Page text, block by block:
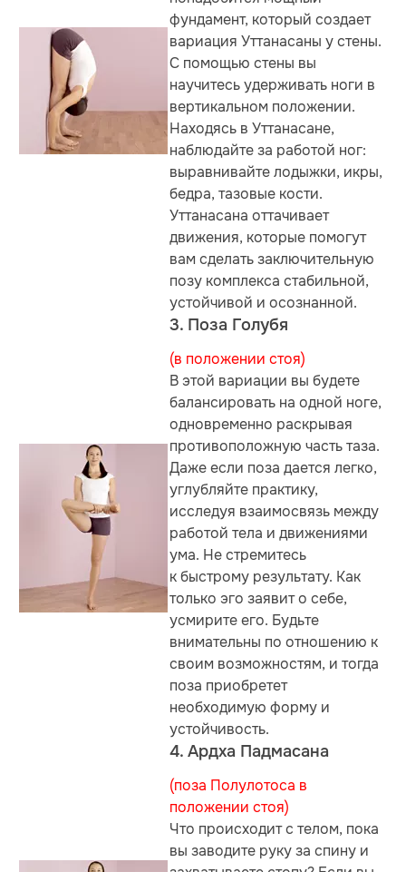
фундамент, который создает
вариация Уттанасаны у стены.
С помощью стены вы
научитесь удерживать ноги в
вертикальном положении.
Находясь в Уттанасане,
наблюдайте за работой ног:
выравнивайте лодыжки, икры,
бедра, тазовые кости.
Уттанасана оттачивает
движения, которые помогут
вам сделать заключительную
позу комплекса стабильной,
устойчивой и осознанной.
3. Поза Голубя
(в положении стоя)
В этой вариации вы будете
балансировать на одной ноге,
одновременно раскрывая
противоположную часть таза.
Даже если поза дается легко,
углубляйте практику,
исследуя взаимосвязь между
работой тела и движениями
ума. Не стремитесь
к быстрому результату. Как
только эго заявит о себе,
усмирите его. Будьте
внимательны по отношению к
своим возможностям, и тогда
поза приобретет
необходимую форму и
устойчивость.
4. Ардха Падмасана
(поза Полулотоса в
положении стоя)
Что происходит с телом, пока
вы заводите руку за спину и